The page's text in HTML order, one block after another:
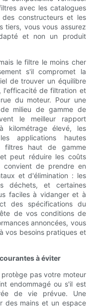
avec les catalogues
constructeurs et les
tiers, vous vous assurez
et non un produit
le filtre le moins cher
s'il compromet la
de trouver un équilibre
l'efficacité de filtration et
du moteur. Pour une
milieu de gamme de
le meilleur rapport
kilométrage élevé, les
applications hautes
filtres haut de gamme
peut réduire les coûts
de prendre en
et d'élimination : les
déchets, et certaines
faciles à vidanger et à
des spécifications du
de vos conditions de
annoncées, vous
vos besoins pratiques et
à éviter
pas votre moteur
endommagé ou s'il est
de vie prévue. Une
des mains et un espace